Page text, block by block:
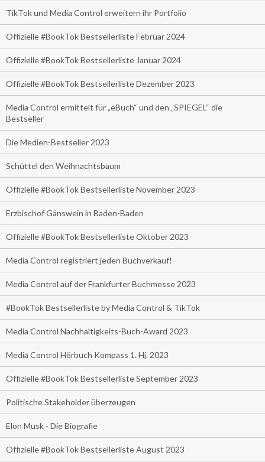
TikTok und Media Control erweitern ihr Portfolio
Offizielle #BookTok Bestsellerliste Februar 2024
Offizielle #BookTok Bestsellerliste Januar 2024
Offizielle #BookTok Bestsellerliste Dezember 2023
Media Control ermittelt für „eBuch“ und den „SPIEGEL“ die
Bestseller
Die Medien-Bestseller 2023
Schüttel den Weihnachtsbaum
Offizielle #BookTok Bestsellerliste November 2023
Erzbischof Gänswein in Baden-Baden
Offizielle #BookTok Bestsellerliste Oktober 2023
Media Control registriert jeden Buchverkauf!
Media Control auf der Frankfurter Buchmesse 2023
#BookTok Bestsellerliste by Media Control & TikTok
Media Control Nachhaltigkeits-Buch-Award 2023
Media Control Hörbuch Kompass 1. Hj. 2023
Offizielle #BookTok Bestsellerliste September 2023
Politische Stakeholder überzeugen
Elon Musk - Die Biografie
Offizielle #BookTok Bestsellerliste August 2023